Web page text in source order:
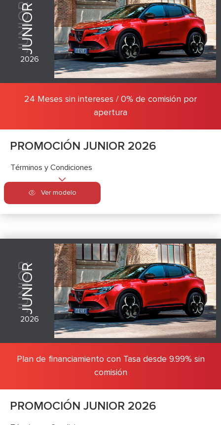
JUNIOR
JUNIOR
2026
24 Meses sin intereses / 0% de comisión por
apertura
PROMOCIÓN JUNIOR 2026
Términos y Condiciones
Ver modelo
PROMOCIÓN JUNIOR 2026
Plan de financiamiento con Tasa desde 9.99% sin
comisión
JUNIOR
JUNIOR
2026